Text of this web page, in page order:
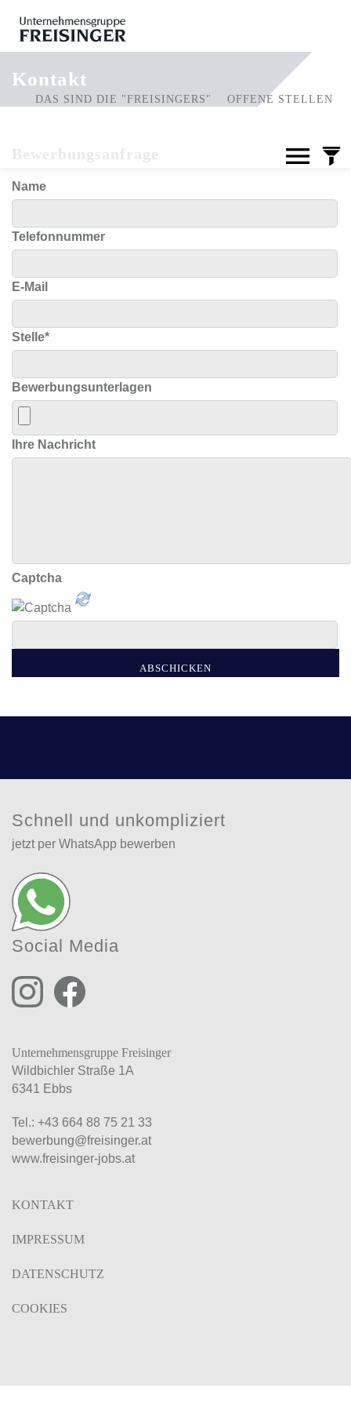
DAS SIND DIE "FREISINGERS" OFFENE STELLEN
Kontakt
Name
Telefonnummer
E-Mail
Stelle*
Bewerbungsunterlagen
Ihre Nachricht
Captcha
ABSCHICKEN
Schnell und unkompliziert
jetzt per WhatsApp bewerben
Social Media
Unternehmensgruppe Freisinger
Wildbichler Straße 1A
6341 Ebbs
Tel.: +43 664 88 75 21 33
bewerbung@freisinger.at
www.freisinger-jobs.at
KONTAKT
IMPRESSUM
DATENSCHUTZ
COOKIES